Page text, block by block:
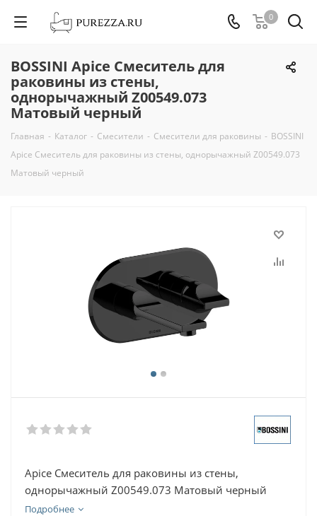
0
BOSSINI Apice Смеситель для
раковины из стены,
однорычажный Z00549.073
Матовый черный
Главная - Каталог - Смесители - Смесители для раковины - BOSSINI
Apice Смеситель для раковины из стены, однорычажный Z00549.073
Матовый черный
Apice Смеситель для раковины из стены,
однорычажный Z00549.073 Матовый черный
Подробнее